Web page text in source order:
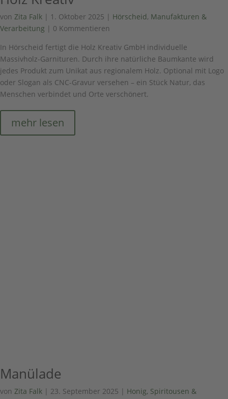
von Zita Falk | 1. Oktober 2025 | Hörscheid, Manufakturen &
Verarbeitung | 0 Kommentieren
In Hörscheid fertigt die Holz Kreativ GmbH individuelle
Massivholz-Garnituren. Durch ihre natürliche Baumkante wird
jedes Produkt zum Unikat aus regionalem Holz. Optional mit Logo
oder Slogan als CNC-Gravur versehen – ein Stück Natur, das
Menschen verbindet und Orte verschönert.
mehr lesen
Manülade
von Zita Falk | 23. September 2025 | Honig, Spiritousen &